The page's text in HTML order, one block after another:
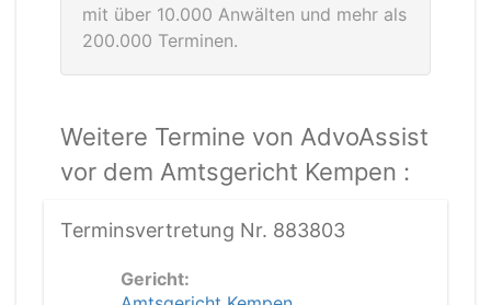
mit über 10.000 Anwälten und mehr als
200.000 Terminen.
Weitere Termine von AdvoAssist
vor dem Amtsgericht Kempen :
Terminsvertretung Nr. 883803
Gericht: